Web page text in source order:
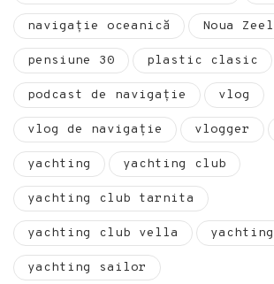
navigație oceanică Noua
pensiune 30 plastic clasic
podcast de navigație vlog
vlog de navigație vlogger
yachting yachting club
yachting club tarnita
yachting club vella
yachting sailor